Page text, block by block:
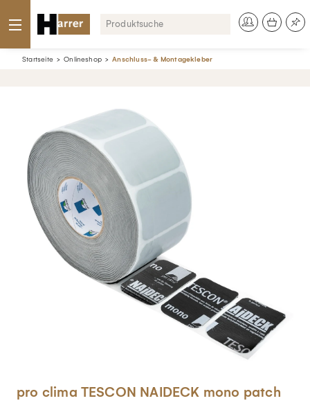
Startseite Onlineshop Anschluss- & Montagekleber
pro clima TESCON NAIDECK mono patch